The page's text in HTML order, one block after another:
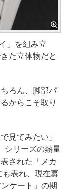
」を組み立
た立体物だと
ろん、脚部パ
からこそ取り
見てみたい」
シリーズの熱量
された「メカ
表れ、現在募
ケート」の期